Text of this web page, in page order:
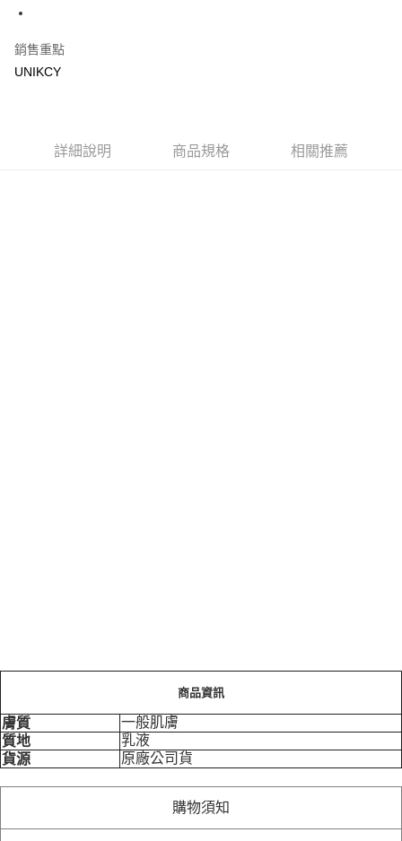
7-11取貨付款［需3-5個工作天不含預購商品］
銷售重點
UNIKCY
詳細說明 商品規格 相關推薦
商品資訊
膚質
一般肌膚
質地
乳液
貨源
原廠公司貨
購物須知